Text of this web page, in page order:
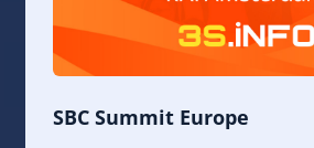
SBC Summit Europe